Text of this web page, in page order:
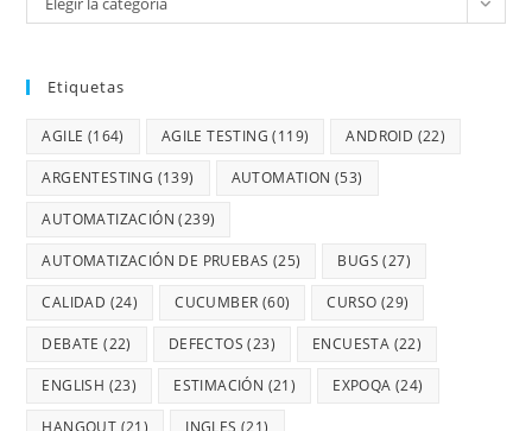
Etiquetas
AGILE (164) AGILE TESTING (119) ANDROID (22)
ARGENTESTING (139) AUTOMATION (53)
AUTOMATIZACIÓN (239)
AUTOMATIZACIÓN DE PRUEBAS (25) BUGS (27)
CALIDAD (24) CUCUMBER (60) CURSO (29)
DEBATE (22) DEFECTOS (23) ENCUESTA (22)
ENGLISH (23) ESTIMACIÓN (21) EXPOQA (24)
HANGOUT (21) INGLES (21)